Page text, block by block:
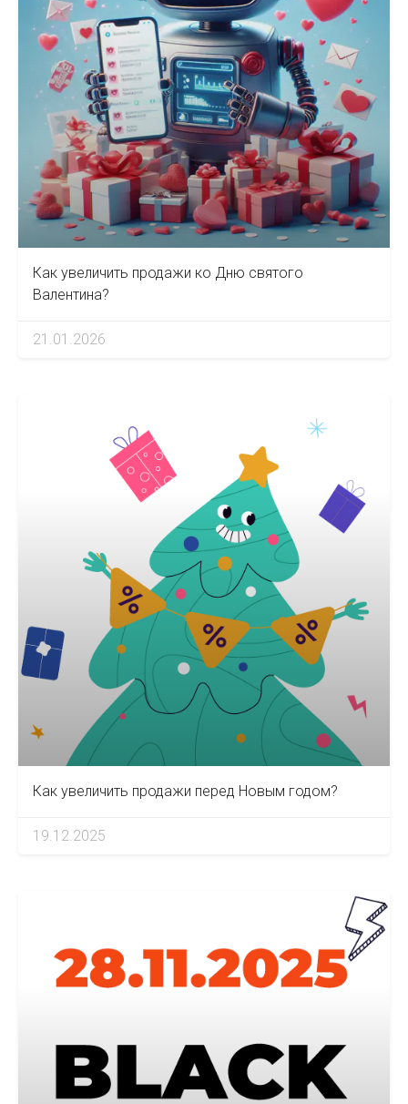
Как увеличить продажи ко Дню святого
Валентина?
21.01.2026
Как увеличить продажи перед Новым годом?
19.12.2025